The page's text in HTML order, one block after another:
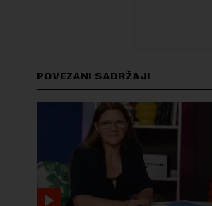
POVEZANI SADRŽAJI